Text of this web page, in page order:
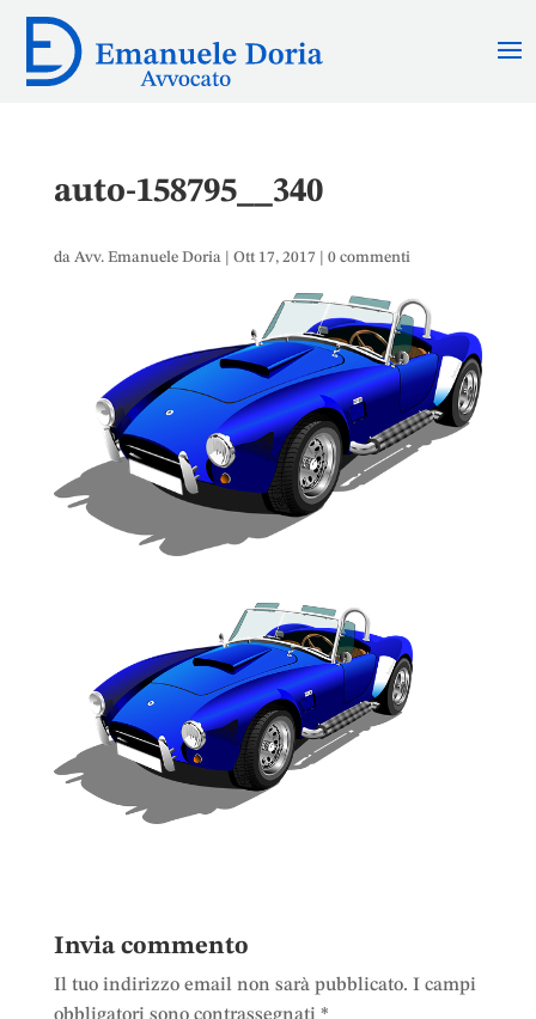
auto-158795__340
da Avv. Emanuele Doria| Ott 17, 2017 0 commenti
Invia commento
Il tuo indirizzo email non sarà pubblicato. I campi
obbligatori sono contrassegnati *